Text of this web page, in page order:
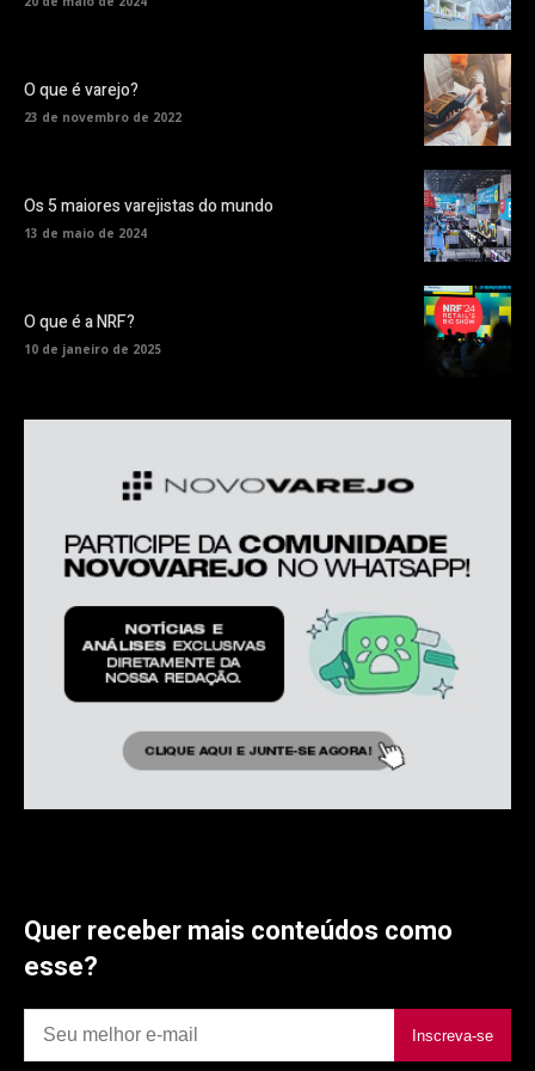
O que é varejo?
23 de novembro de 2022
Os 5 maiores varejistas do mundo
13 de maio de 2024
O que é a NRF?
10 de janeiro de 2025
Quer receber mais conteúdos como
esse?
Inscreva-se